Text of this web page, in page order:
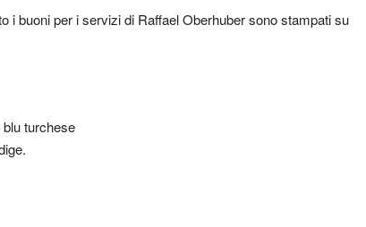
i buoni per i servizi di Raffael Oberhuber sono stampati su